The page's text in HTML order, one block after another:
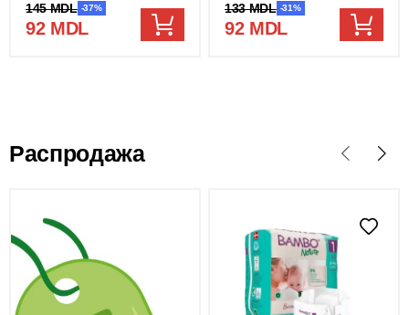
92 MDL
145 MDL -37%
92 MDL
133 MDL -31%
Распродажа